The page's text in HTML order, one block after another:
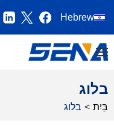
Hebrew
בלוג
בַּיִת > בלוג